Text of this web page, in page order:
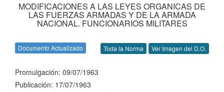
MODIFICACIONES A LAS LEYES ORGANICAS DE
LAS FUERZAS ARMADAS Y DE LA ARMADA
NACIONAL. FUNCIONARIOS MILITARES
Documento Actualizado Toda la Norma Ver Imagen del D.O.
Promulgación: 09/07/1963
Publicación: 17/07/1963